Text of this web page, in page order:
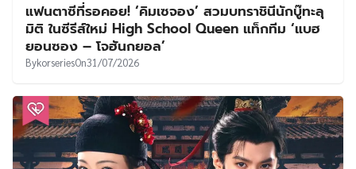
แฟนตาซีที่รอคอย! ‘คิมเซจอง’ สวมบทราชินีนักบู๊ทะลุ
มิติ ในซีรีส์ใหม่ High School Queen แท็กทีม ‘แบฮ
ยอนซอง – โจฮันกยอล’
BykorseriesOn31/07/2026